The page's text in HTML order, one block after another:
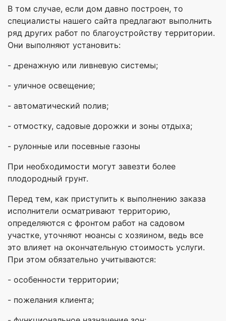
В том случае, если дом давно построен, то
специалисты нашего сайта предлагают выполнить
ряд других работ по благоустройству территории.
Они выполняют установить:
- дренажную или ливневую системы;
- уличное освещение;
- автоматический полив;
- отмостку, садовые дорожки и зоны отдыха;
- рулонные или посевные газоны
При необходимости могут завезти более
плодородный грунт.
Перед тем, как приступить к выполнению заказа
исполнители осматривают территорию,
определяются с фронтом работ на садовом
участке, уточняют нюансы с хозяином, ведь все
это влияет на окончательную стоимость услуги.
При этом обязательно учитываются:
- особенности территории;
- пожелания клиента;